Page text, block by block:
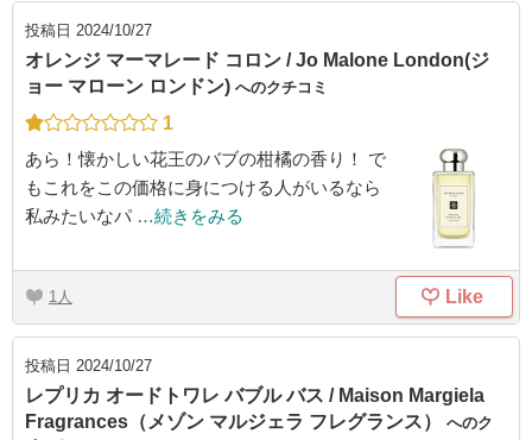
投稿日 2024/10/27
オレンジ マーマレード コロン / Jo Malone London(ジ
ョー マローン ロンドン) へのクチコミ
1
あら！懐かしい花王のバブの柑橘の香り！ で
もこれをこの価格に身につける人がいるなら
私みたいなパ …続きをみる
1 Like
投稿日 2024/10/27
レプリカ オードトワレ バブル バス / Maison Margiela
Fragrances（メゾン マルジェラ フレグランス） へのク